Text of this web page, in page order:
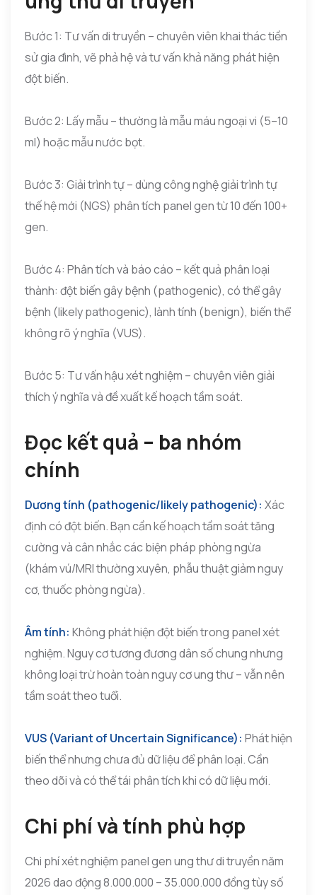
Bước 1: Tư vấn di truyền – chuyên viên khai thác tiền
sử gia đình, vẽ phả hệ và tư vấn khả năng phát hiện
đột biến.
Bước 2: Lấy mẫu – thường là mẫu máu ngoại vi (5–10
ml) hoặc mẫu nước bọt.
Bước 3: Giải trình tự – dùng công nghệ giải trình tự
thế hệ mới (NGS) phân tích panel gen từ 10 đến 100+
gen.
Bước 4: Phân tích và báo cáo – kết quả phân loại
thành: đột biến gây bệnh (pathogenic), có thể gây
bệnh (likely pathogenic), lành tính (benign), biến thể
không rõ ý nghĩa (VUS).
Bước 5: Tư vấn hậu xét nghiệm – chuyên viên giải
thích ý nghĩa và đề xuất kế hoạch tầm soát.
Đọc kết quả – ba nhóm
chính
Dương tính (pathogenic/likely pathogenic): Xác
định có đột biến. Bạn cần kế hoạch tầm soát tăng
cường và cân nhắc các biện pháp phòng ngừa
(khám vú/MRI thường xuyên, phẫu thuật giảm nguy
cơ, thuốc phòng ngừa).
Âm tính: Không phát hiện đột biến trong panel xét
nghiệm. Nguy cơ tương đương dân số chung nhưng
không loại trừ hoàn toàn nguy cơ ung thư – vẫn nên
tầm soát theo tuổi.
VUS (Variant of Uncertain Significance): Phát hiện
biến thể nhưng chưa đủ dữ liệu để phân loại. Cần
theo dõi và có thể tái phân tích khi có dữ liệu mới.
Chi phí và tính phù hợp
Chi phí xét nghiệm panel gen ung thư di truyền năm
2026 dao động 8.000.000 – 35.000.000 đồng tùy số